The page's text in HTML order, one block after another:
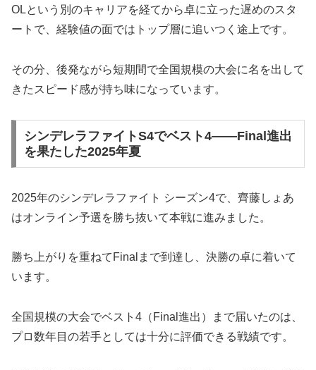
OLという別のキャリアを経てから卓に立った遅めのスタ
ートで、経験値の面ではトップ層に追いつく途上です。
その分、後発ながら短期間で全国規模の大会に名を出して
きたスピード感が持ち味になっています。
シンデレラファイトS4でベスト4――Final進出
を果たした2025年夏
2025年のシンデレラファイト シーズン4で、齊藤しょあ
はオンライン予選を勝ち抜いて本戦に進みました。
勝ち上がりを重ねてFinalまで到達し、決勝の卓に着いて
います。
全国規模の大会でベスト4（Final進出）まで届いたのは、
プロ数年目の若手としては十分に評価できる戦績です。